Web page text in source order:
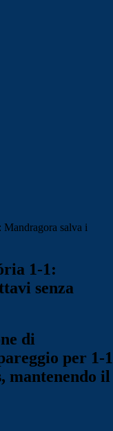
salva i
1-1:
senza
di
per 1-1
mantenendo il